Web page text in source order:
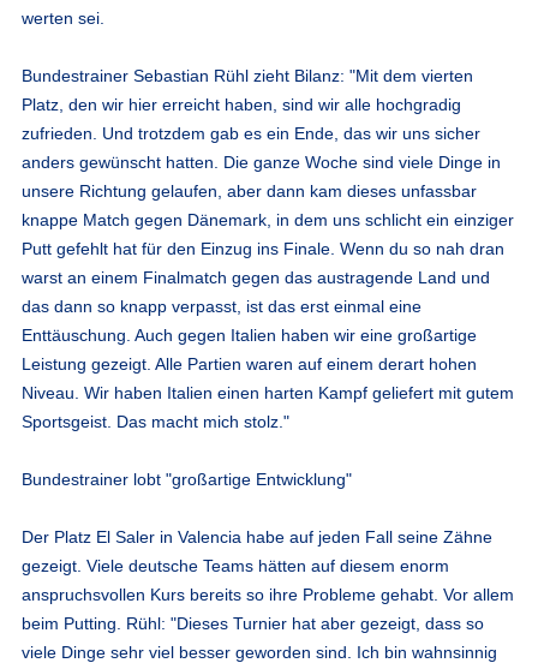
werten sei.
Bundestrainer Sebastian Rühl zieht Bilanz: "Mit dem vierten
Platz, den wir hier erreicht haben, sind wir alle hochgradig
zufrieden. Und trotzdem gab es ein Ende, das wir uns sicher
anders gewünscht hatten. Die ganze Woche sind viele Dinge in
unsere Richtung gelaufen, aber dann kam dieses unfassbar
knappe Match gegen Dänemark, in dem uns schlicht ein einziger
Putt gefehlt hat für den Einzug ins Finale. Wenn du so nah dran
warst an einem Finalmatch gegen das austragende Land und
das dann so knapp verpasst, ist das erst einmal eine
Enttäuschung. Auch gegen Italien haben wir eine großartige
Leistung gezeigt. Alle Partien waren auf einem derart hohen
Niveau. Wir haben Italien einen harten Kampf geliefert mit gutem
Sportsgeist. Das macht mich stolz."
Bundestrainer lobt "großartige Entwicklung"
Der Platz El Saler in Valencia habe auf jeden Fall seine Zähne
gezeigt. Viele deutsche Teams hätten auf diesem enorm
anspruchsvollen Kurs bereits so ihre Probleme gehabt. Vor allem
beim Putting. Rühl: "Dieses Turnier hat aber gezeigt, dass so
viele Dinge sehr viel besser geworden sind. Ich bin wahnsinnig